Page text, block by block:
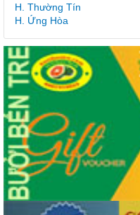
H. Thường Tín
H. Ứng Hòa